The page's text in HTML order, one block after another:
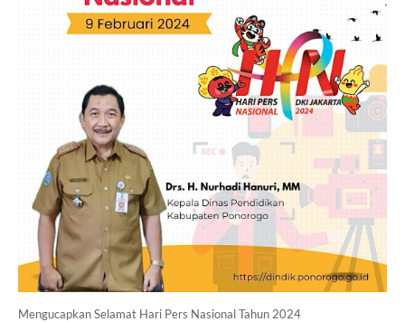
Mengucapkan Selamat Hari Pers Nasional Tahun 2024